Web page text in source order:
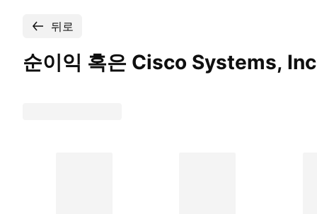
뒤로
순이익 혹은 Cisco Systems,